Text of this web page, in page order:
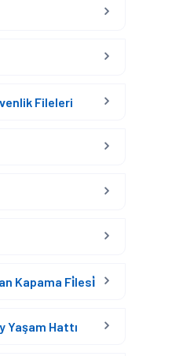
Fileleri
Kapama Fi̇lesi̇
Yaşam Hattı